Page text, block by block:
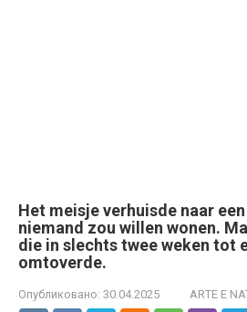
Het meisje verhuisde naar
niemand zou willen wonen.
die in slechts twee weken tot
omtoverde.
Опубликовано: 30.04.2025 ARTE E